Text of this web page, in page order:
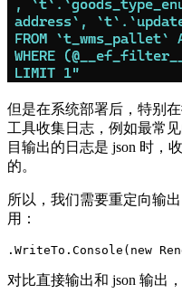
但是在系统部署后，特别
工具收集日志，例如最常
目输出的日志是 json 时，
的。
所以，我们需要重定向输
用：
.WriteTo.Console(new
对比直接输出和 json 输出